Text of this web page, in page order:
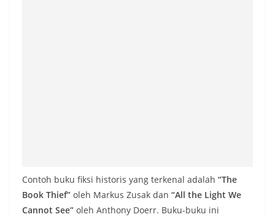
Contoh buku fiksi historis yang terkenal adalah “The
Book Thief” oleh Markus Zusak dan “All the Light We
Cannot See” oleh Anthony Doerr. Buku-buku ini